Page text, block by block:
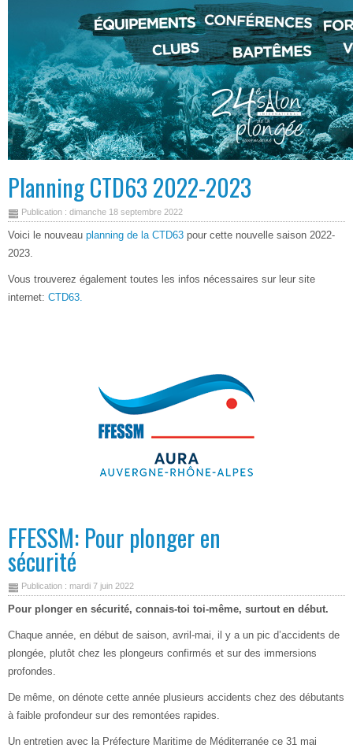
Planning CTD63 2022-2023
Publication : dimanche 18 septembre 2022
Voici le nouveau planning de la CTD63 pour cette nouvelle saison 2022-
2023.
Vous trouverez également toutes les infos nécessaires sur leur site
internet: CTD63.
FFESSM: Pour plonger en
sécurité
Publication : mardi 7 juin 2022
Pour plonger en sécurité, connais-toi toi-même, surtout en début.
Chaque année, en début de saison, avril-mai, il y a un pic d’accidents de
plongée, plutôt chez les plongeurs confirmés et sur des immersions
profondes.
De même, on dénote cette année plusieurs accidents chez des débutants
à faible profondeur sur des remontées rapides.
Un entretien avec la Préfecture Maritime de Méditerranée ce 31 mai